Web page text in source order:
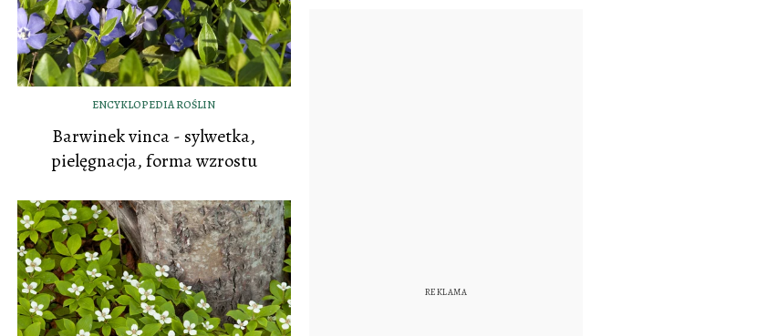
ENCYKLOPEDIA ROŚLIN
Barwinek vinca - sylwetka,
pielęgnacja, forma wzrostu